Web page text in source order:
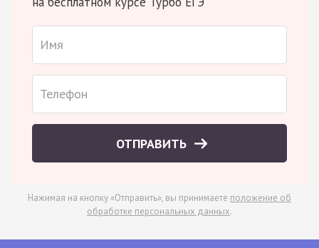
ОТПРАВИТЬ
Нажимая на кнопку «Отправить», вы принимаете положение об
обработке персональных данных.